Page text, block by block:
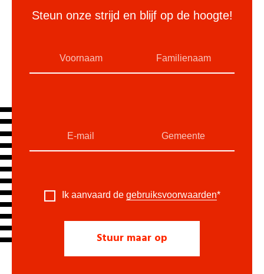
Steun onze strijd en blijf op de hoogte!
Ik aanvaard de gebruiksvoorwaarden*